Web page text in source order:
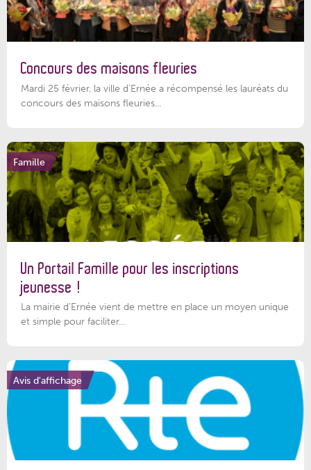
Concours des maisons fleuries
Mardi 25 février, la ville d'Ernée a récompensé les lauréats du
concours des maisons fleuries...
Famille
Un Portail Famille pour les inscriptions
jeunesse !
La mairie d’Ernée vient de mettre en place un moyen unique
et simple pour faciliter...
Avis d'affichage